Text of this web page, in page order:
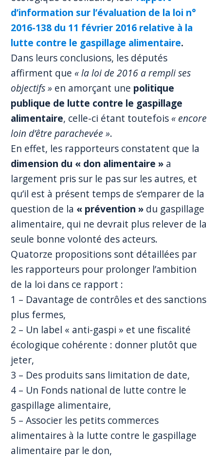
d’information sur l’évaluation de la loi n°
2016-138 du 11 février 2016 relative à la
lutte contre le gaspillage alimentaire.
Dans leurs conclusions, les députés
affirment que« la loi de 2016 a rempli ses
objectifs » en amorçant une politique
publique de lutte contre le gaspillage
alimentaire, celle-ci étant toutefois« encore
loin d’être parachevée ».
En effet, les rapporteurs constatent que la
dimension du « don alimentaire » a
largement pris sur le pas sur les autres, et
qu’il est à présent temps de s’emparer de la
question de la « prévention » du gaspillage
alimentaire, qui ne devrait plus relever de la
seule bonne volonté des acteurs.
Quatorze propositions sont détaillées par
les rapporteurs pour prolonger l’ambition
de la loi dans ce rapport :
1 – Davantage de contrôles et des sanctions
plus fermes,
2 – Un label « anti-gaspi » et une fiscalité
écologique cohérente : donner plutôt que
jeter,
3 – Des produits sans limitation de date,
4 – Un Fonds national de lutte contre le
gaspillage alimentaire,
5 – Associer les petits commerces
alimentaires à la lutte contre le gaspillage
alimentaire par le don,